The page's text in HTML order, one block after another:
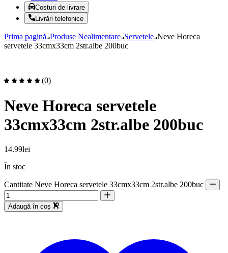
Costuri de livrare
Livrări telefonice
Prima pagină Produse Nealimentare Servetele Neve Horeca
servetele 33cmx33cm 2str.albe 200buc
(0)
Neve Horeca servetele
33cmx33cm 2str.albe 200buc
14.99lei
În stoc
Cantitate Neve Horeca servetele 33cmx33cm 2str.albe 200buc
Adaugă în coș